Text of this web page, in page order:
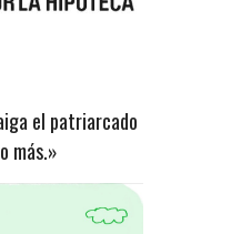
el patriarcado
más.»